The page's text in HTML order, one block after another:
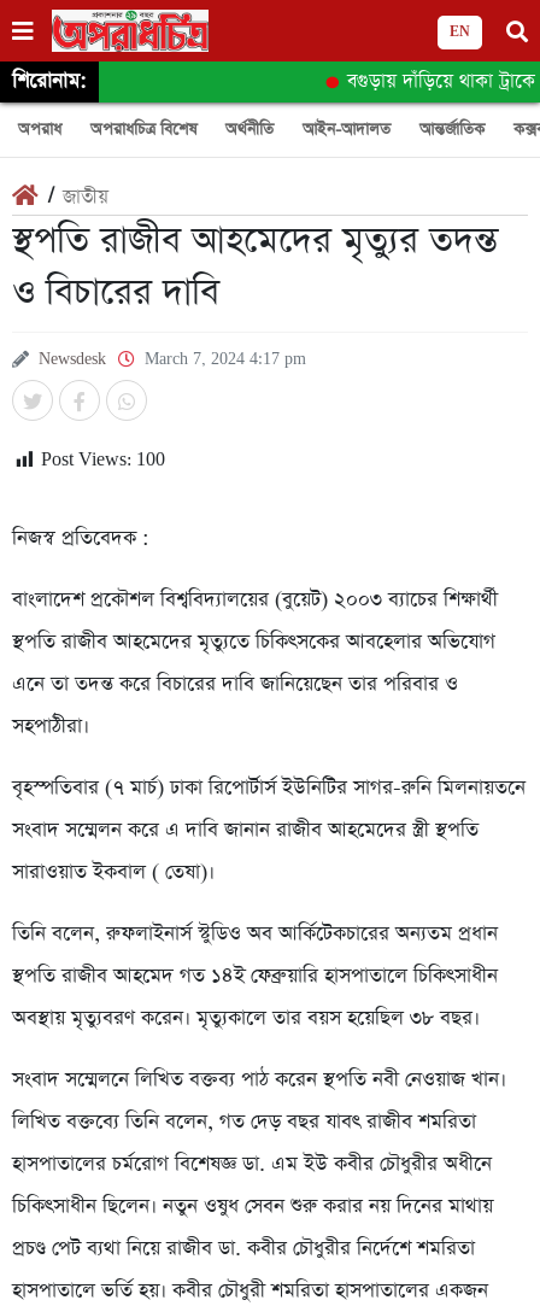
EN
শিরোনাম: বগুড়ায় দাঁড়িয়ে থাকা ট্রাকে
অপরাধ অপরাধচিত্র বিশেষ অর্থনীতি আইন-আদালত আন্তর্জাতিক
/জাতীয়
স্থপতি রাজীব আহমেদের মৃত্যুর তদন্ত
ও বিচারের দাবি
Newsdesk March 7, 2024 4:17 pm
Post Views: 100
নিজস্ব প্রতিবেদক :
বাংলাদেশ প্রকৌশল বিশ্ববিদ্যালয়ের (বুয়েট) ২০০৩ ব্যাচের শিক্ষার্থী
স্থপতি রাজীব আহমেদের মৃত্যুতে চিকিৎসকের আবহেলার অভিযোগ
এনে তা তদন্ত করে বিচারের দাবি জানিয়েছেন তার পরিবার ও
সহপাঠীরা।
বৃহস্পতিবার (৭ মার্চ) ঢাকা রিপোর্টার্স ইউনিটির সাগর-রুনি মিলনায়তনে
সংবাদ সম্মেলন করে এ দাবি জানান রাজীব আহমেদের স্ত্রী স্থপতি
সারাওয়াত ইকবাল ( তেষা)।
তিনি বলেন, রুফলাইনার্স স্টুডিও অব আর্কিটেকচারের অন্যতম প্রধান
স্থপতি রাজীব আহমেদ গত ১৪ই ফেব্রুয়ারি হাসপাতালে চিকিৎসাধীন
অবস্থায় মৃত্যুবরণ করেন। মৃত্যুকালে তার বয়স হয়েছিল ৩৮ বছর।
সংবাদ সম্মেলনে লিখিত বক্তব্য পাঠ করেন স্থপতি নবী নেওয়াজ খান।
লিখিত বক্তব্যে তিনি বলেন, গত দেড় বছর যাবৎ রাজীব শমরিতা
হাসপাতালের চর্মরোগ বিশেষজ্ঞ ডা. এম ইউ কবীর চৌধুরীর অধীনে
চিকিৎসাধীন ছিলেন। নতুন ওষুধ সেবন শুরু করার নয় দিনের মাথায়
প্রচণ্ড পেট ব্যথা নিয়ে রাজীব ডা. কবীর চৌধুরীর নির্দেশে শমরিতা
হাসপাতালে ভর্তি হয়। কবীর চৌধুরী শমরিতা হাসপাতালের একজন